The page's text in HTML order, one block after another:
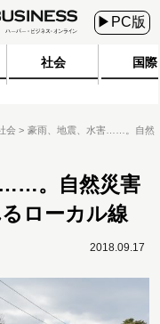
▶PC版
社会 国際
会
豪雨、地震、水害……。自然
……。自然災害
ローカル線
2018.09.17